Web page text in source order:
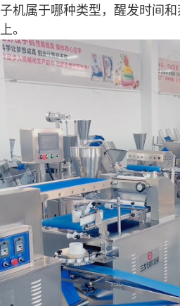
子机属于哪种类型，醒发时间
上。